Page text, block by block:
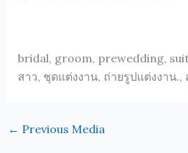
bridal, groom, prewedding,
สาว, ชุดแต่งงาน, ถ่ายรูปแต่งงาน.,
← Previous Media